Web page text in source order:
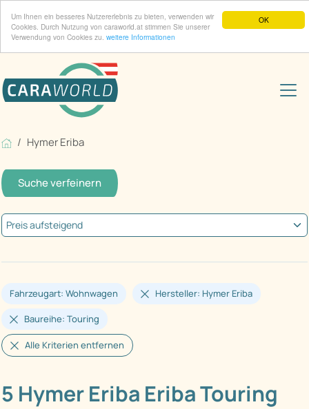
OK
Um Ihnen ein besseres Nutzererlebnis zu bieten, verwenden wir
Cookies. Durch Nutzung von caraworld.at stimmen Sie unserer
Verwendung von Cookies zu. weitere Informationen
Hymer Eriba
Suche verfeinern
Fahrzeugart: Wohnwagen Hersteller: Hymer Eriba
Baureihe: Touring
Alle Kriterien entfernen
5 Hymer Eriba Eriba Touring